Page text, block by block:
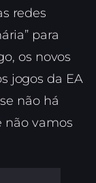
redes
para
os novos
jogos da EA
não há
não vamos